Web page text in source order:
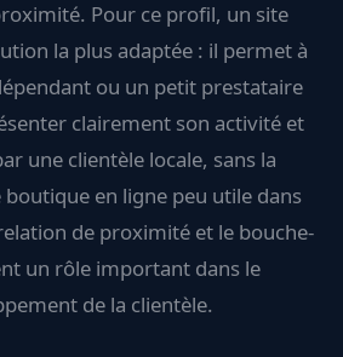
Pour ce profil, un site
la plus adaptée : il permet à
ou un petit prestataire
clairement son activité et
une clientèle locale, sans la
en ligne peu utile dans
de proximité et le bouche-
un rôle important dans le
de la clientèle.